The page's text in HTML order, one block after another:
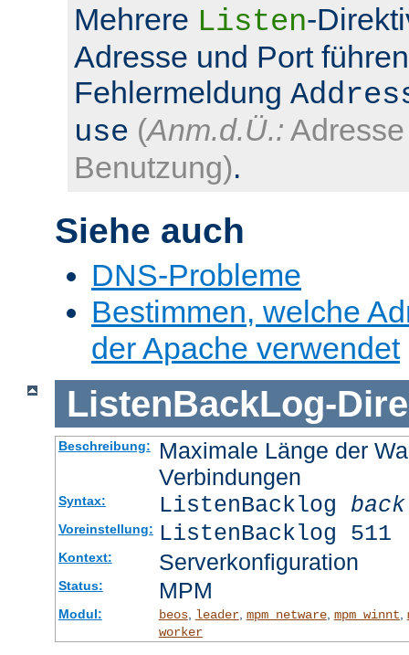
Mehrere Listen-
Adresse und Port
Fehlermeldung
use (Anm.d.Ü.:
Benutzung).
Siehe auch
DNS-Probleme
Bestimmen, welche
der Apache verwendet
ListenBackLog-
Beschreibung:
Maximale Länge der
Verbindungen
Syntax: ListenBacklog
Voreinstellung: ListenBacklog 511
Kontext: Serverkonfiguration
Status: MPM
Modul: beos, leader, mpm_netware, mpm_winnt,
worker